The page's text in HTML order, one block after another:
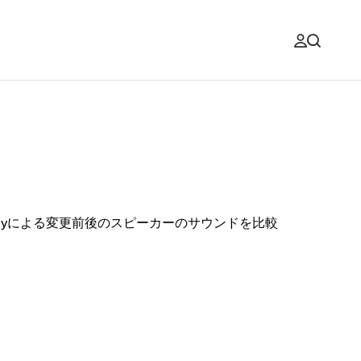
よる変更前後のスピーカーのサウンドを比較